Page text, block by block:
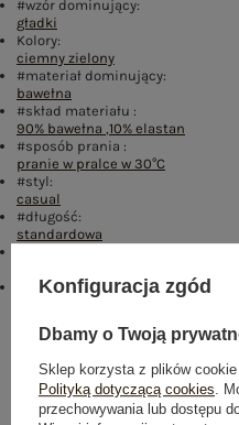
#wzór dominujący:
gładki
Kolory:
ciemny zielony
#materiał dominujący:
bawełna
#skład materiału :
90% bawełna ,10% elastan
#sposób prania :
pranie w pralce w 30°C
#styl:
casual
#długość:
standardowa
emblemat_FP:
Rozmiar: XS
Centrum Logistyczne Nadarzyn
Dostępny
Konfiguracja zgód
Dbamy o Twoją
Sklep korzysta z plików
Polityką dotyczącą cookies .
przechowywania lub dostępu